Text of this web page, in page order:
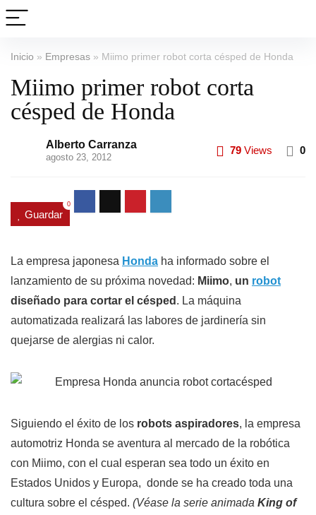
Inicio » Empresas » Miimo primer robot corta césped de Honda
Miimo primer robot corta
césped de Honda
Alberto Carranza
agosto 23, 2012
79 Views 0
Guardar
0
La empresa japonesa Honda ha informado sobre el
lanzamiento de su próxima novedad: Miimo, un robot
diseñado para cortar el césped . La máquina
automatizada realizará las labores de jardinería sin
quejarse de alergias ni calor.
Siguiendo el éxito de los robots aspiradores, la empresa
automotriz Honda se aventura al mercado de la robótica
con Miimo, con el cual esperan sea todo un éxito en
Estados Unidos y Europa, donde se ha creado toda una
cultura sobre el césped. (Véase la serie animada King of